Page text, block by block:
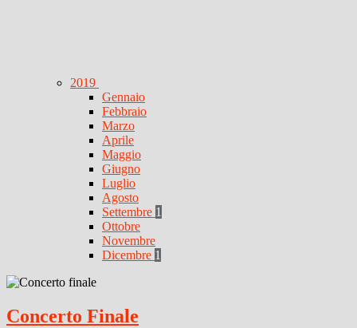
2019
Gennaio
Febbraio
Marzo
Aprile
Maggio
Giugno
Luglio
Agosto
Settembre 1
Ottobre
Novembre
Dicembre 1
Concerto Finale